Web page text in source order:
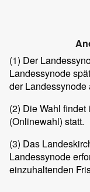
(1) Der
Landessynode
der Landessynode
(2) Die Wahl findet
(Onlinewahl) statt.
(3) Das
Landessynode
einzuhaltenden